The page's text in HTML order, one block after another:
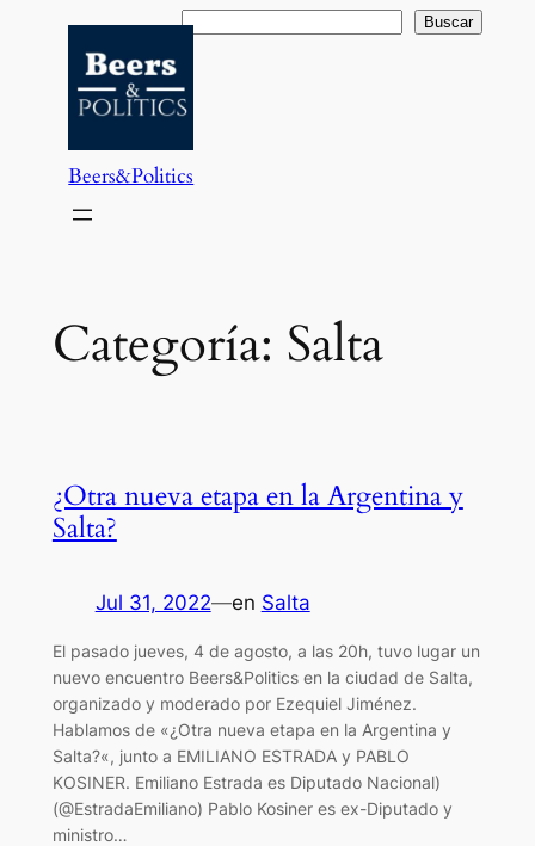
contenido
Buscar Buscar
Beers&Politics
Categoría: Salta
¿Otra nueva etapa en la Argentina y
Salta?
Jul 31, 2022—en Salta
El pasado jueves, 4 de agosto, a las 20h, tuvo lugar un
nuevo encuentro Beers&Politics en la ciudad de Salta,
organizado y moderado por Ezequiel Jiménez.
Hablamos de «¿Otra nueva etapa en la Argentina y
Salta?«, junto a EMILIANO ESTRADA y PABLO
KOSINER. Emiliano Estrada es Diputado Nacional)
(@EstradaEmiliano) Pablo Kosiner es ex-Diputado y
ministro…